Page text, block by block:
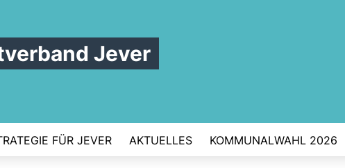
Jever
FÜR JEVER AKTUELLES KOMMUNALWAHL 2026